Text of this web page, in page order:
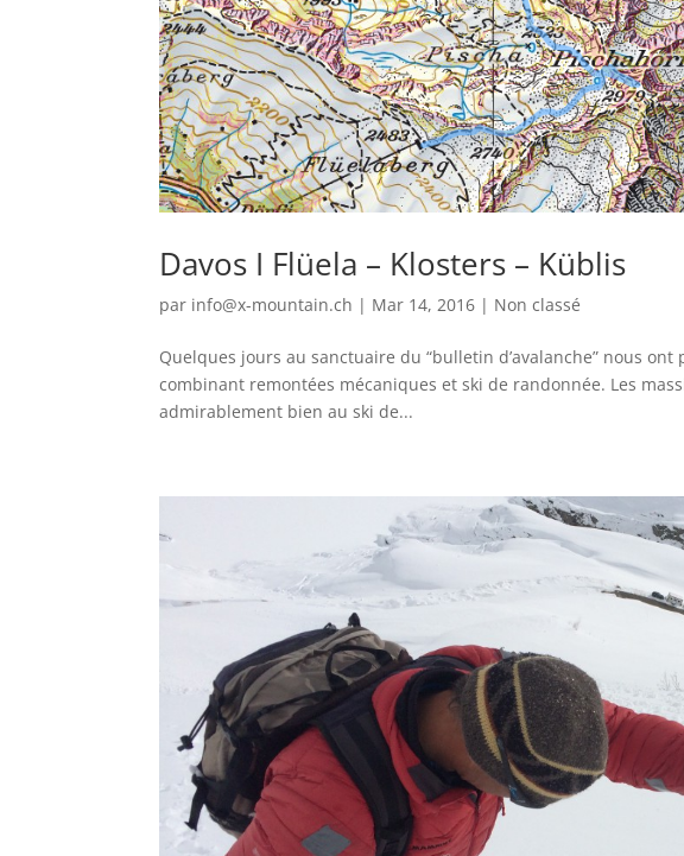
Davos I Flüela – Klosters – Küblis
par info@x-mountain.ch | Mar 14, 2016 | Non classé
Quelques jours au sanctuaire du “bulletin d’avalanche” nous
combinant remontées mécaniques et ski de randonnée. Les
admirablement bien au ski de...